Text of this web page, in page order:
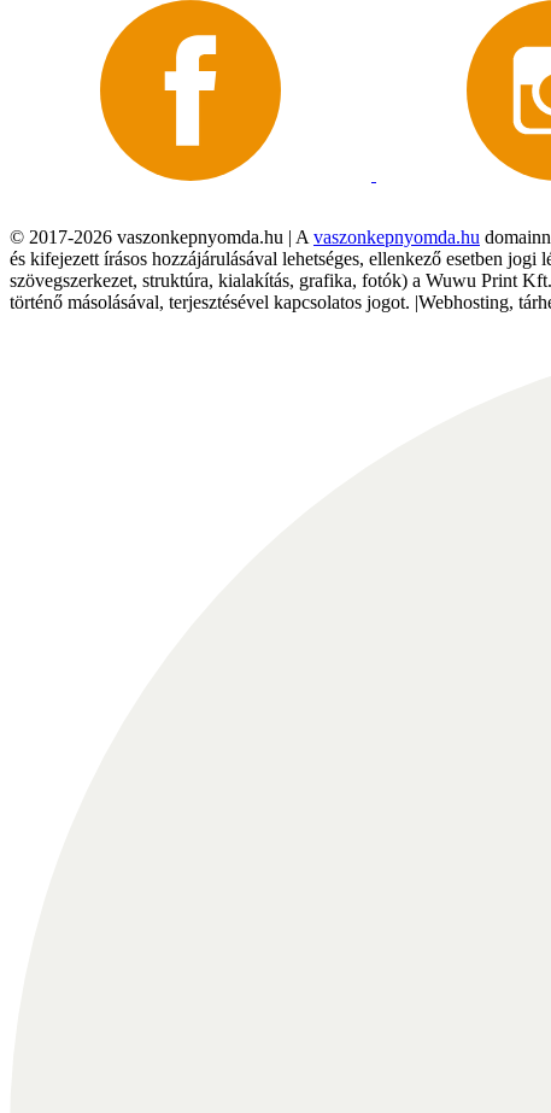
© 2017-2026 vaszonkepnyomda.hu | A vaszonkepnyomda.hu
és kifejezett írásos hozzájárulásával lehetséges, ellenkező esetben
szövegszerkezet, struktúra, kialakítás, grafika, fotók) a Wuwu Print
történő másolásával, terjesztésével kapcsolatos jogot. |Webhosting,